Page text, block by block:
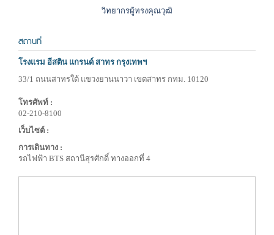
วิทยากรผู้ทรงคุณวุฒิ
สถานที่
โรงแรม อีสติน แกรนด์ สาทร กรุงเทพฯ
33/1 ถนนสาทรใต้ แขวงยานนาวา เขตสาทร กทม. 10120
โทรศัพท์ :
02-210-8100
เว็บไซต์ :
การเดินทาง :
รถไฟฟ้า BTS สถานีสุรศักดิ์ ทางออกที่ 4